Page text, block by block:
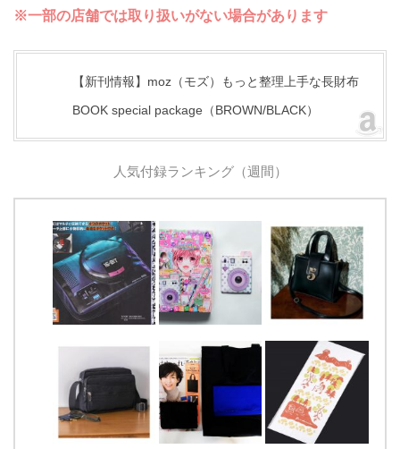
※一部の店舗では取り扱いがない場合があります
【新刊情報】moz（モズ）もっと整理上手な長財布
BOOK special package（BROWN/BLACK）
人気付録ランキング（週間）